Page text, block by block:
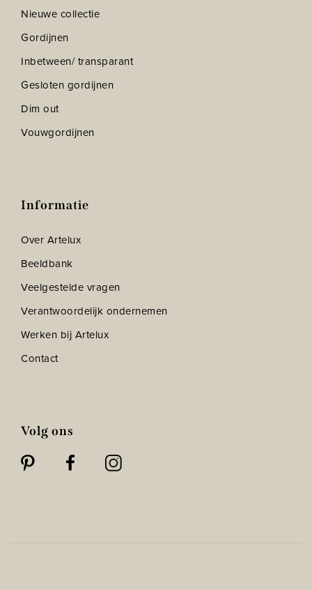
Nieuwe collectie
Gordijnen
Inbetween/ transparant
Gesloten gordijnen
Dim out
Vouwgordijnen
Informatie
Over Artelux
Beeldbank
Veelgestelde vragen
Verantwoordelijk ondernemen
Werken bij Artelux
Contact
Volg ons